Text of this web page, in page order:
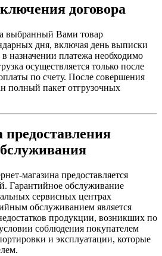
договора
выбранный Вами товар
дня, включая день выписки
в назначении платежа необходимо
осуществляется только после
по счету. После совершения
полный пакет отгрузочных
магазина предоставляется
Гарантийное обслуживание
сервисных центрах
обслуживанием является
продукции, возникших по
соблюдения покупателем
и эксплуатации, которые